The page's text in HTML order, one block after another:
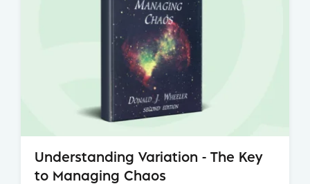
Understanding Variation - The Key
to Managing Chaos